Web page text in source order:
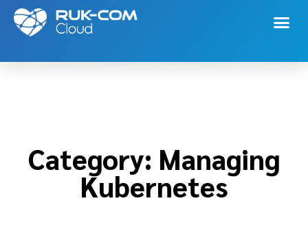
Category: Managing
Kubernetes
Category: Managing
Kubernetes